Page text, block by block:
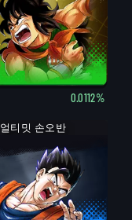
0.0112%
손오반: 청년기
얼티밋 손오반